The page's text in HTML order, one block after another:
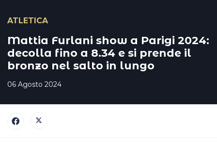
La missione
Italia Team
Gare
ATLETICA
Mattia Furlani show a Parigi 2024:
decolla fino a 8.34 e si prende il
bronzo nel salto in lungo
06 Agosto 2024